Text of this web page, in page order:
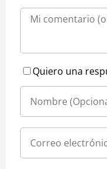
Quiero una